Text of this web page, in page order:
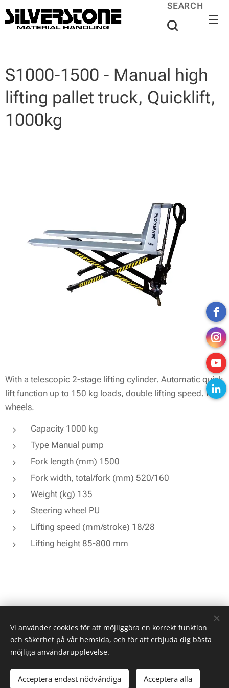
SEARCH
S1000-1500 - Manual high
lifting pallet truck, Quicklift,
1000kg
With a telescopic 2-stage lifting cylinder. Automatic quick
lift function up to 150 kg loads, double lifting speed. PU
wheels.
Capacity 1000 kg
Type Manual pump
Fork length (mm) 1500
Fork width, total/fork (mm) 520/160
Weight (kg) 135
Steering wheel PU
Lifting speed (mm/stroke) 18/28
Lifting height 85-800 mm
Cookies
Languages
Vi använder cookies för att möjliggöra en korrekt funktion
och säkerhet på vår hemsida, och för att erbjuda dig bästa
möjliga användarupplevelse.
Acceptera endast nödvändiga Acceptera alla